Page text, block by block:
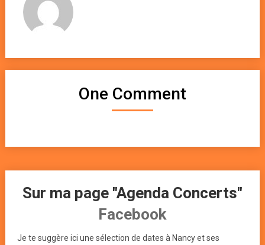
One Comment
Sur ma page "Agenda Concerts"
Facebook
Je te suggère ici une sélection de dates à Nancy et ses